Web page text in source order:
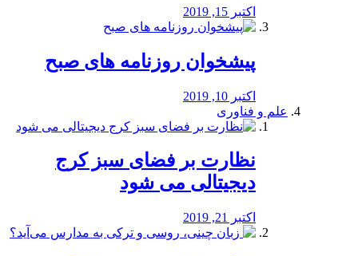
اکتبر 15, 2019
پیشخوان روزنامه های صبح
اکتبر 10, 2019
علم و فناوری
نظارت بر فضای سبز کرج
دیجیتالی می شود
اکتبر 21, 2019